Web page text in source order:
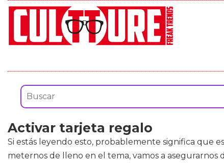
Activar tarjeta regalo
Si estás leyendo esto, probablemente significa que
meternos de lleno en el tema, vamos a